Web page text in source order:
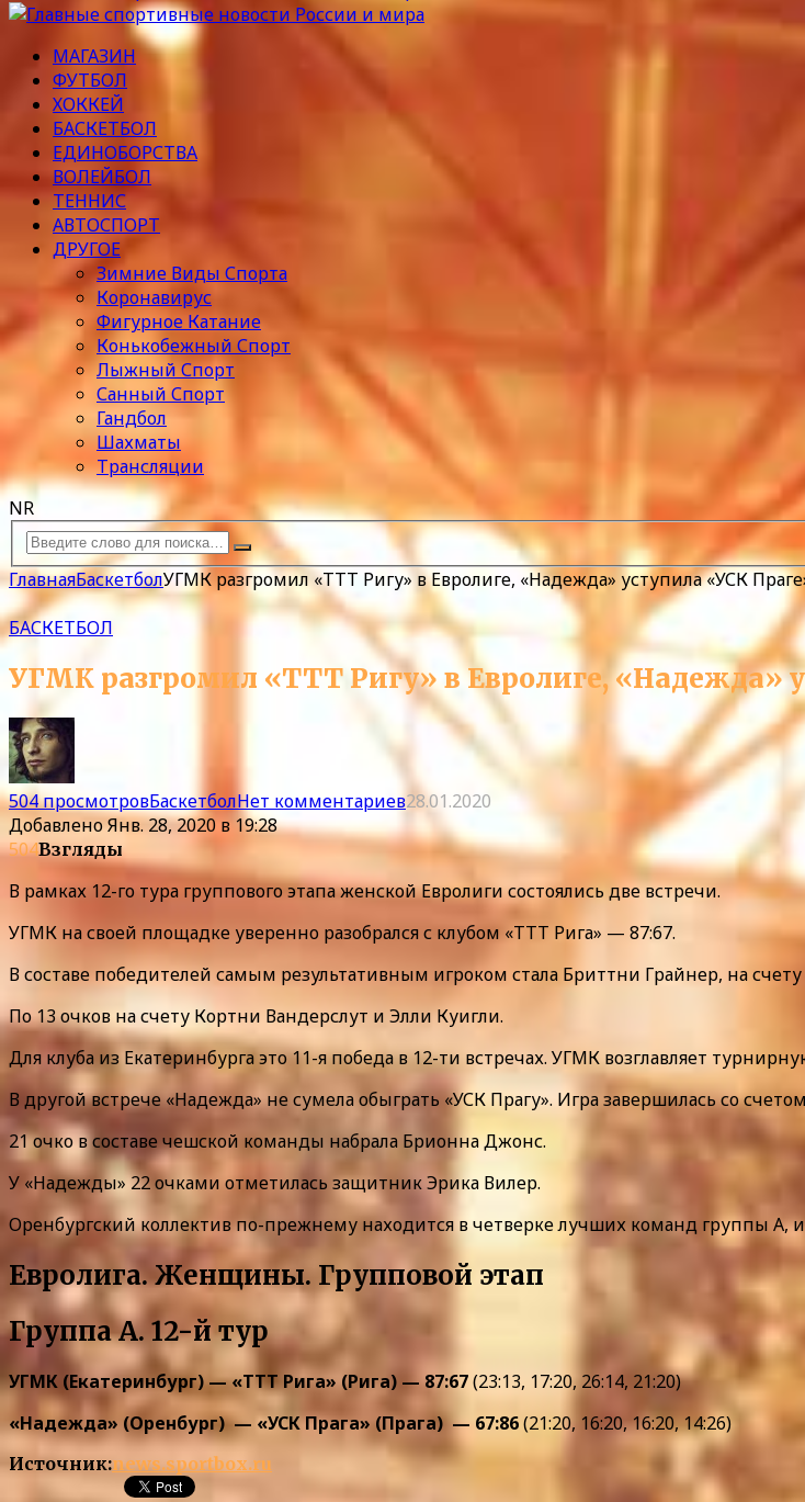
МАГАЗИН
ФУТБОЛ
ХОККЕЙ
БАСКЕТБОЛ
ЕДИНОБОРСТВА
ВОЛЕЙБОЛ
ТЕННИС
АВТОСПОРТ
ДРУГОЕ
Зимние Виды Спорта
Коронавирус
Фигурное Катание
Конькобежный Спорт
Лыжный Спорт
Санный Спорт
Гандбол
Шахматы
Трансляции
NR
ГлавнаяБаскетболУГМК разгромил «ТТТ Ригу» в Евролиге, «Надежда» уступила «УСК
БАСКЕТБОЛ
УГМК разгромил «ТТТ Ригу» в Евролиге, «Надежда»
504 просмотровБаскетболНет комментариев28.01.2020
ДобавленоЯнв. 28, 2020 в 19:28
504Взгляды
В рамках 12-го тура группового этапа женской Евролиги состоялись две встречи.
УГМК на своей площадке уверенно разобрался с клубом «ТТТ Рига» — 87:67.
В составе победителей самым результативным игроком стала Бриттни Грайнер, на
По 13 очков на счету Кортни Вандерслут и Элли Куигли.
Для клуба из Екатеринбурга это 11-я победа в 12-ти встречах. УГМК возглавляет
В другой встрече «Надежда» не сумела обыграть «УСК Прагу». Игра завершилась со
21 очко в составе чешской команды набрала Брионна Джонс.
У «Надежды» 22 очками отметилась защитник Эрика Вилер.
Оренбургский коллектив по-прежнему находится в четверке лучших команд группы А,
Евролига. Женщины. Групповой этап
Группа А. 12-й тур
УГМК (Екатеринбург) — «ТТТ Рига» (Рига) — 87:67(23:13, 17:20, 26:14, 21:20)
«Надежда» (Оренбург) — «УСК Прага» (Прага) — 67:86(21:20, 16:20, 16:20, 14:26)
Источник:news.sportbox.ru